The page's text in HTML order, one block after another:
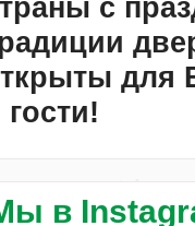
с
для
в